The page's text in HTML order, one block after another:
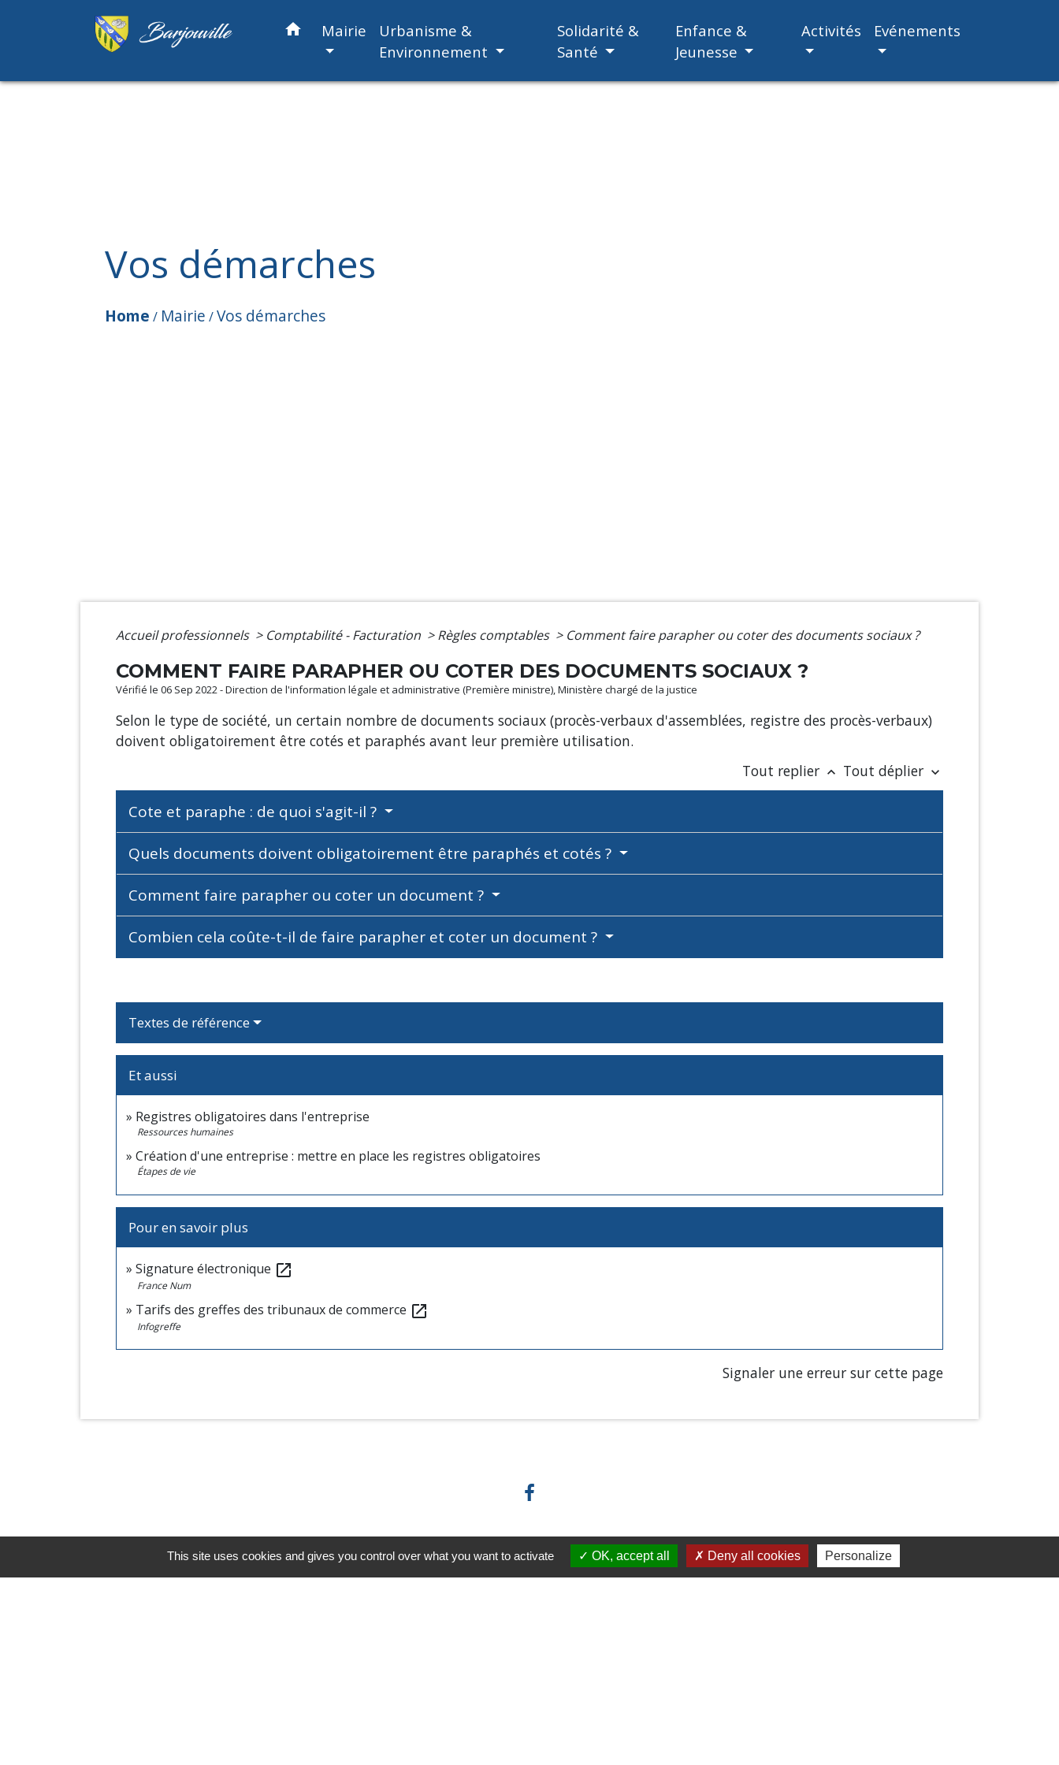
home Mairie
Urbanisme &
Environnement
Solidarité &
Santé
Enfance &
Jeunesse
Activités Evénements
Vos démarches
Home / Mairie /Vos démarches
Accueil professionnels > Comptabilité - Facturation > Règles comptables > Comment faire parapher ou coter des documents sociaux ?
COMMENT FAIRE PARAPHER OU COTER DES DOCUMENTS SOCIAUX ?
Vérifié le 06 Sep 2022 - Direction de l'information légale et administrative (Première ministre), Ministère chargé de la justice
Selon le type de société, un certain nombre de documents sociaux (procès-verbaux d'assemblées, registre des procès-verbaux)
doivent obligatoirement être cotés et paraphés avant leur première utilisation.
Tout replier keyboard_arrow_up Tout déplier keyboard_arrow_down
Cote et paraphe : de quoi s'agit-il ?
Quels documents doivent obligatoirement être paraphés et cotés ?
Comment faire parapher ou coter un document ?
Combien cela coûte-t-il de faire parapher et coter un document ?
Textes de référence
Et aussi
Registres obligatoires dans l'entreprise
Ressources humaines
Création d'une entreprise : mettre en place les registres obligatoires
Étapes de vie
Pour en savoir plus
Signature électronique open_in_new
France Num
Tarifs des greffes des tribunaux de commerce open_in_new
Infogreffe
Signaler une erreur sur cette page
Horaires/Contacts Liens
This site uses cookies and gives you control over what you want to activate OK, accept all Deny all cookies Personalize